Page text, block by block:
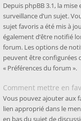
Depuis phpBB 3.1, la
surveillance d’un sujet.
sujet favoris a été mis à
également d’être notifié
forum. Les options de
peuvent être configurées
« Préférences du forum ».
Comment mettre en
Vous pouvez ajouter aux
lien approprié dans le
en bas du sujet de